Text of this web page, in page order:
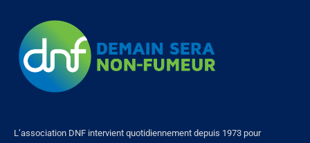
L’association DNF intervient quotidiennement depuis 1973 pour